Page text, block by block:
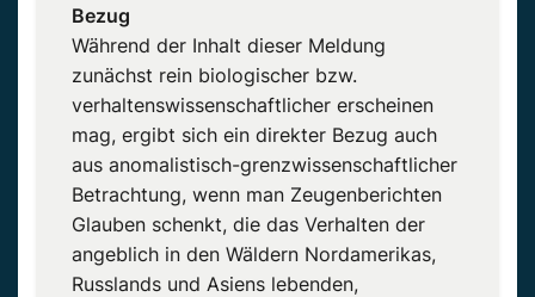
Bezug
Während der Inhalt dieser Meldung
zunächst rein biologischer bzw.
verhaltenswissenschaftlicher erscheinen
mag, ergibt sich ein direkter Bezug auch
aus anomalistisch-grenzwissenschaftlicher
Betrachtung, wenn man Zeugenberichten
Glauben schenkt, die das Verhalten der
angeblich in den Wäldern Nordamerikas,
Russlands und Asiens lebenden,